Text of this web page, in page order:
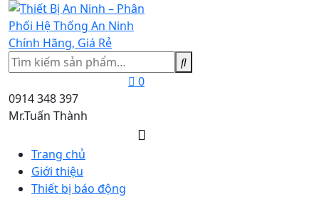
Tìm
kiếm
0
0914 348 397
Mr.Tuấn Thành
Trang chủ
Giới thiệu
Thiết bị báo động